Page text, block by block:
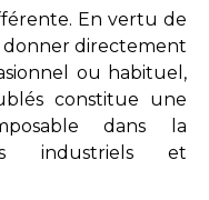
En vertu de
donner directement
ou habituel,
constitue une
dans la
industriels et